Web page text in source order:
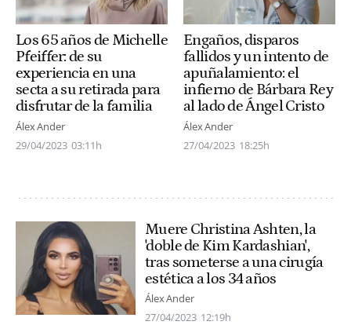
Los 65 años de Michelle
Pfeiffer: de su
experiencia en una
secta a su retirada para
disfrutar de la familia
Álex Ander
29/04/2023 03:11h
Engaños, disparos
fallidos y un intento de
apuñalamiento: el
infierno de Bárbara Rey
al lado de Ángel Cristo
Álex Ander
27/04/2023 18:25h
Muere Christina Ashten, la
'doble de Kim Kardashian',
tras someterse a una cirugía
estética a los 34 años
Álex Ander
27/04/2023 12:19h